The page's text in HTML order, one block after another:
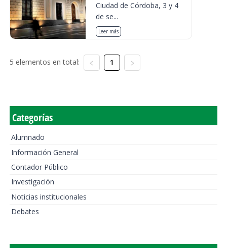
Ciudad de Córdoba, 3 y 4
de se...
Leer más
5 elementos en total: 1
Categorías
Alumnado
Información General
Contador Público
Investigación
Noticias institucionales
Debates